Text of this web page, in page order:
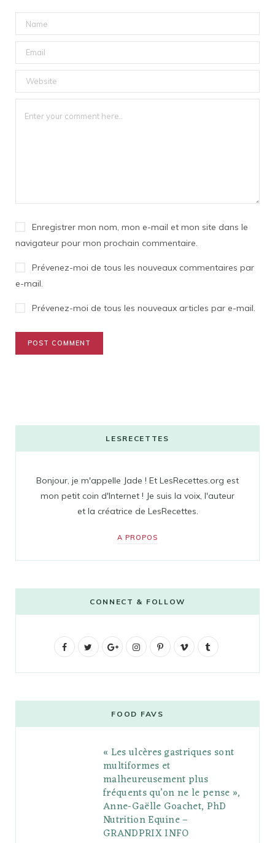
Enregistrer mon nom, mon e-mail et mon site dans le
navigateur pour mon prochain commentaire.
Prévenez-moi de tous les nouveaux commentaires par
e-mail.
Prévenez-moi de tous les nouveaux articles par e-mail.
LESRECETTES
Bonjour, je m'appelle Jade ! Et LesRecettes.org est
mon petit coin d'Internet ! Je suis la voix, l'auteur
et la créatrice de LesRecettes.
A PROPOS
CONNECT & FOLLOW
F
b
t
G
g
l
e
P
l
s
I
t
a
g
r
a
m
P
e
r
e
s
V
o
l
r
FOOD FAVS
« Les ulcères gastriques sont
multiformes et
malheureusement plus
fréquents qu’on ne le pense »,
Anne-Gaëlle Goachet, PhD
Nutrition Equine –
GRANDPRIX INFO